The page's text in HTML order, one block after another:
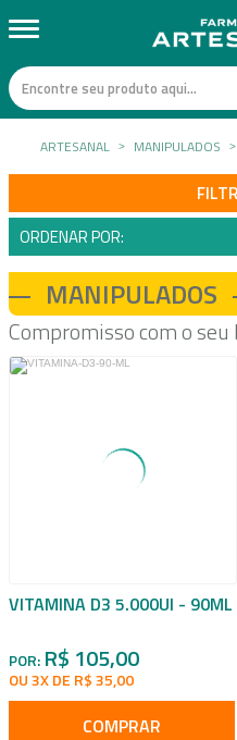
ARTESANAL MANIPULADOS
ORDENAR POR:
MANIPULADOS
Compromisso com o
VITAMINA D3 5.000UI - 90ML
POR: R$ 105,00
OU 3X DE R$ 35,00
COMPRAR